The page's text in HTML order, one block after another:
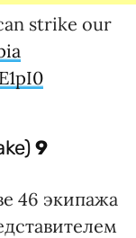
strike our
9
46 экипажа